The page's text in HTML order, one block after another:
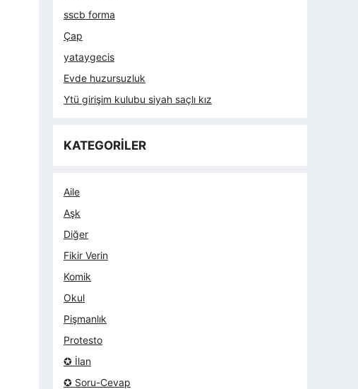
sscb forma
Çap
yataygecis
Evde huzursuzluk
Ytü girişim kulubu siyah saçlı kız
KATEGORİLER
Aile
Aşk
Diğer
Fikir Verin
Komik
Okul
Pişmanlık
Protesto
✪ İlan
✪ Soru-Cevap